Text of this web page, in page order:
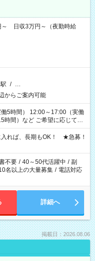
日収3万円～（夜勤時給
/ …
らご案内可能
5時間） 12:00～17:00（実働
希望に応じて、
に担当へ相談ください！
れば、長期もOK！ ★急募！
不要 / 40～50代活躍中 / 副
名以上の大量募集 / 電話対応
詳細へ
掲載日：2026.08.06